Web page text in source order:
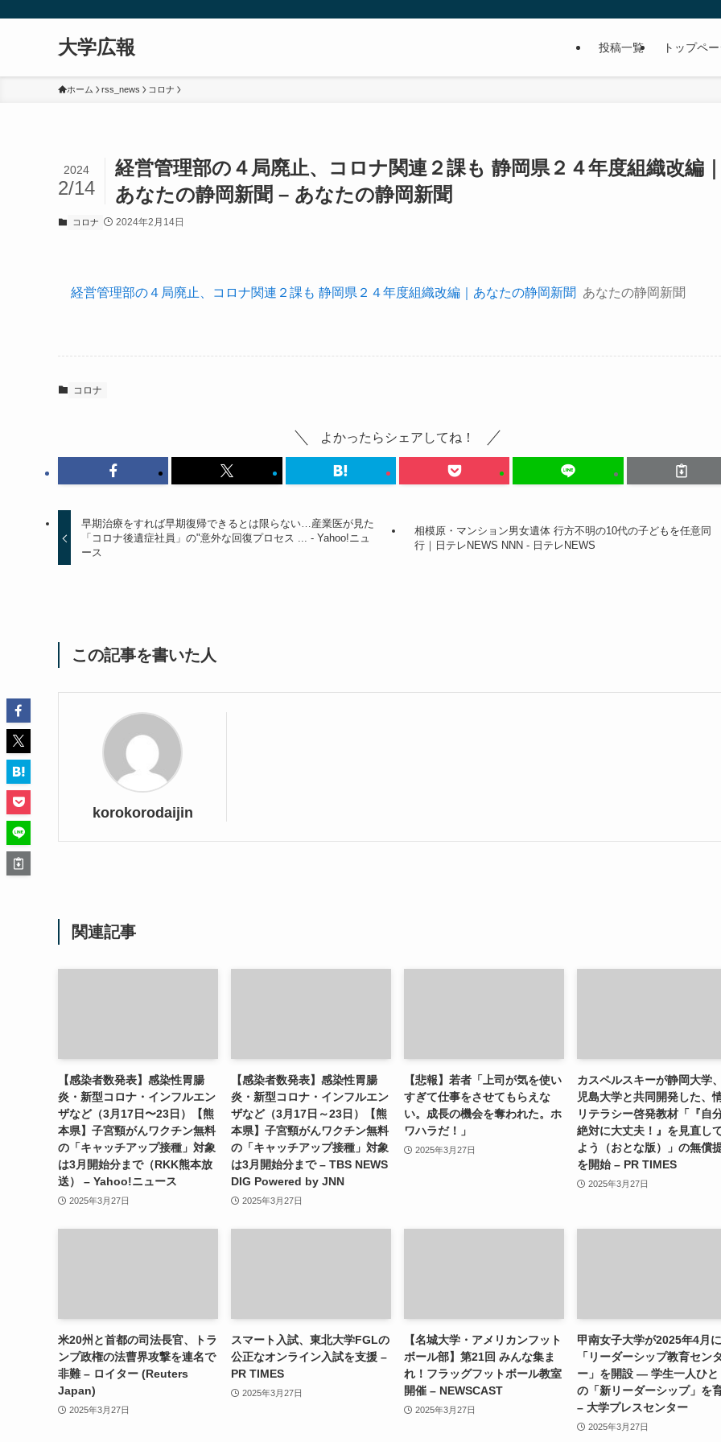
大学広報 投稿一覧 トップペ
ホーム rss_news コロナ
経営管理部の４局廃止、コロナ関連２課も 静岡県２４年度組織改編
あなたの静岡新聞 – あなたの静岡新聞
2024
2/14
コロナ 2024年2月14日
経営管理部の４局廃止、コロナ関連２課も 静岡県２４年度組織改編｜あなたの静岡新聞 あなたの静岡新聞
コロナ
よかったらシェアしてね！
早期治療をすれば早期復帰できるとは限らない…産業医が見た
「コロナ後遺症社員」の"意外な回復プロセス ... - Yahoo!ニュ
ース
相模原・マンション男女遺体 行方不明の10代の子どもを任意同
行｜日テレNEWS NNN - 日テレNEWS
この記事を書いた人
korokorodaijin
関連記事
【感染者数発表】感染性胃腸
炎・新型コロナ・インフルエン
ザなど（3月17日〜23日）【熊
本県】子宮頸がんワクチン無料
の「キャッチアップ接種」対象
は3月開始分まで（RKK熊本放
送） – Yahoo!ニュース
2025年3月27日
【感染者数発表】感染性胃腸
炎・新型コロナ・インフルエン
ザなど（3月17日～23日）【熊
本県】子宮頸がんワクチン無料
の「キャッチアップ接種」対象
は3月開始分まで – TBS NEWS
DIG Powered by JNN
2025年3月27日
【悲報】若者「上司が気を使い
すぎて仕事をさせてもらえな
い。成長の機会を奪われた。ホ
ワハラだ！」
2025年3月27日
カスペルスキーが静岡大学
児島大学と共同開発した、
リテラシー啓発教材「『自
絶対に大丈夫！』を見直し
よう（おとな版）」の無償
を開始 – PR TIMES
2025年3月27日
米20州と首都の司法長官、トラ
ンプ政権の法曹界攻撃を連名で
非難 – ロイター (Reuters
Japan)
2025年3月27日
スマート入試、東北大学FGLの
公正なオンライン入試を支援 –
PR TIMES
2025年3月27日
【名城大学・アメリカンフット
ボール部】第21回 みんな集ま
れ！フラッグフットボール教室
開催 – NEWSCAST
2025年3月27日
甲南女子大学が2025年4月に
「リーダーシップ教育セン
ー」を開設 ― 学生一人ひと
の「新リーダーシップ」を
– 大学プレスセンター
2025年3月27日